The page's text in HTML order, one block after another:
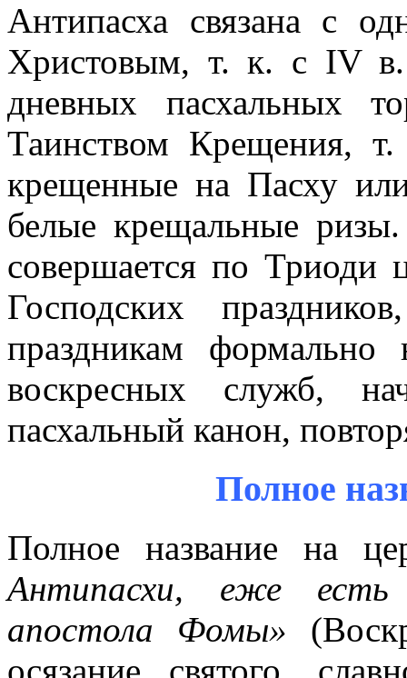
Антипасха связана с
Христовым, т. к. с IV
дневных пасхальных
Таинством Крещения,
крещенные на Пасху
белые крещальные
совершается по Триоди
Господских
праздникам
воскресных служб,
пасхальный канон,
Полное
Полное название на
Антипасхи, еже есть
апостола Фомы»
осязание святого,